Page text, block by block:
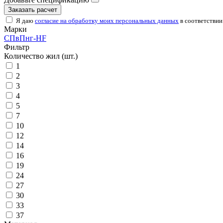
Заказать расчет
Я даю согласие на обработку моих персональных данных в
Марки
СПвПнг-HF
Фильтр
Количество жил (шт.)
1
2
3
4
5
7
10
12
14
16
19
24
27
30
33
37